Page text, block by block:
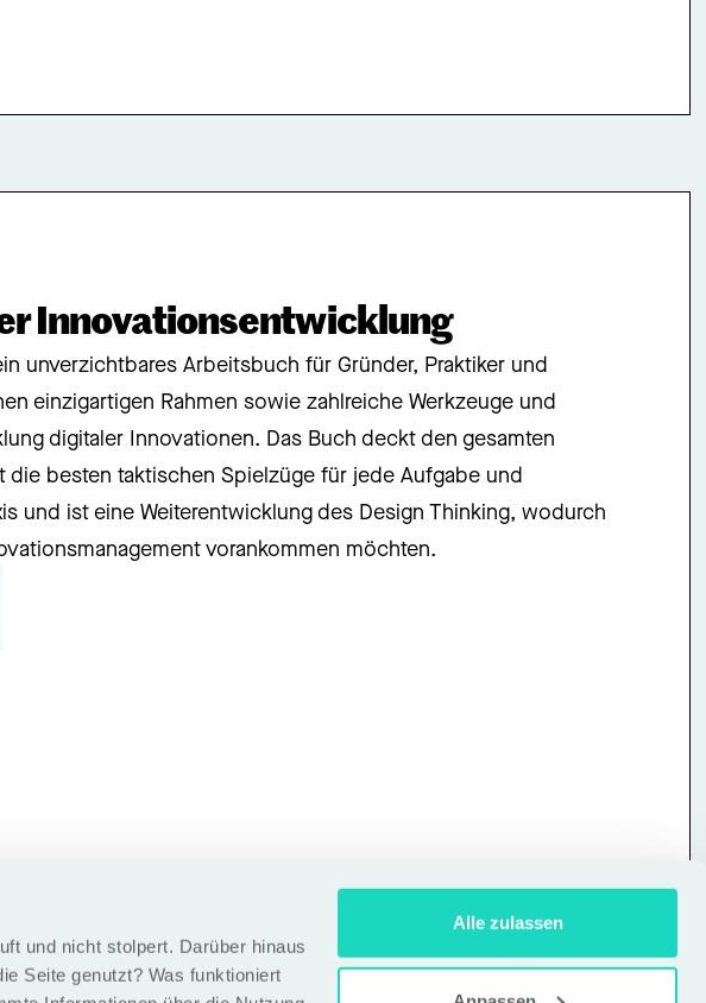
und nicht stolpert. Darüber hinaus
Seite genutzt? Was funktioniert
Alle zulassen
Innovationsentwicklung
unverzichtbares Arbeitsbuch für Gründer, Praktiker und
einzigartigen Rahmen sowie zahlreiche Werkzeuge und
digitaler Innovationen. Das Buch deckt den gesamten
die besten taktischen Spielzüge für jede Aufgabe und
und ist eine Weiterentwicklung des Design Thinking, wodurch
vorankommen möchten.